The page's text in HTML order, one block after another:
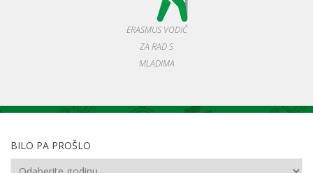
ERASMUS VODIČ
ZA RAD S
MLADIMA
BILO PA PROŠLO